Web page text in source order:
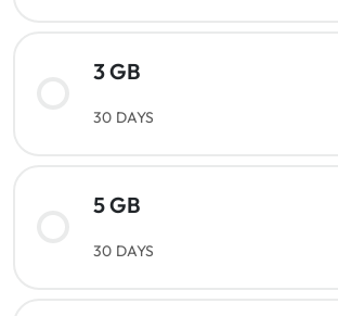
3 GB
30 DAYS
5 GB
30 DAYS